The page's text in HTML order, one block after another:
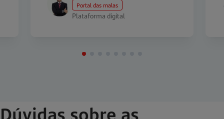
Portal das malas
Plataforma digital